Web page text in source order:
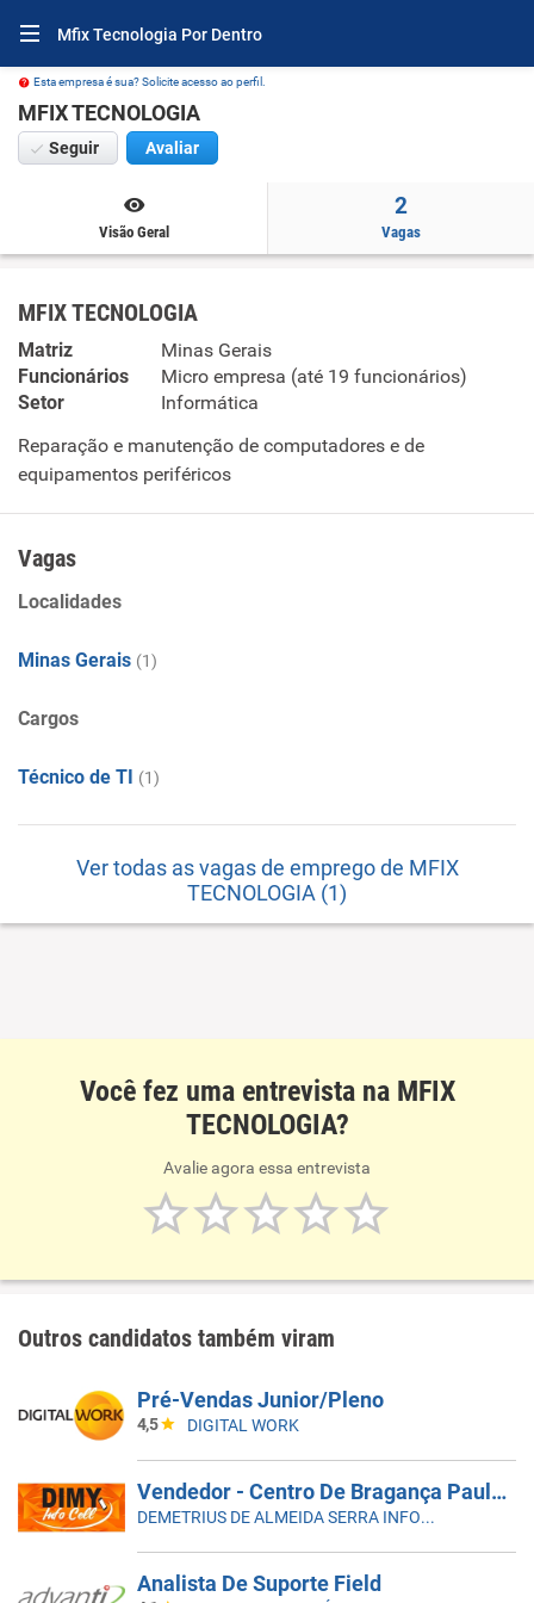
Mfix Tecnologia Por Dentro
Esta empresa é sua? Solicite acesso ao perfil.
MFIX TECNOLOGIA
Seguir Avaliar
Visão Geral
2
Vagas
MFIX TECNOLOGIA
Matriz
Minas Gerais
Funcionários
Micro empresa (até 19 funcionários)
Setor
Informática
Reparação e manutenção de computadores e de
equipamentos periféricos
Vagas
Localidades
Minas Gerais (1)
Cargos
Técnico de TI (1)
Ver todas as vagas de emprego de MFIX
TECNOLOGIA (1)
Você fez uma entrevista na MFIX
TECNOLOGIA?
Avalie agora essa entrevista
Outros candidatos também viram
Pré-Vendas Junior/Pleno
4,5 DIGITAL WORK
Vendedor - Centro De Bragança Paulista
DEMETRIUS DE ALMEIDA SERRA INFORMÁTICA ME
Analista De Suporte Field